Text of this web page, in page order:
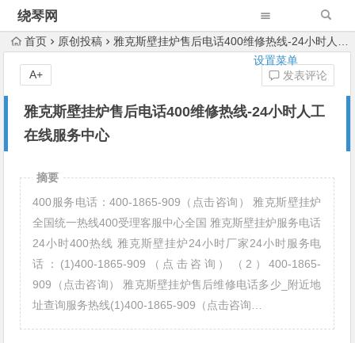
绕琴网
设置菜单
首页 原创投稿 雅克斯壁挂炉售后电话400维修热线-24小时人工在线服务中心
雅克斯壁挂炉售后电话400维修热线-24小时人工
在线服务中心
发表评论
A+
摘要
400服务电话：400-1865-909（点击咨询） 雅克斯壁挂炉
全国统一热线400受理客服中心全国 雅克斯壁挂炉服务电话
24小时400热线 雅克斯壁挂炉24小时厂家24小时服务电
话：(1)400-1865-909（点击咨询）（2）400-1865-
909（点击咨询） 雅克斯壁挂炉售后维修电话多少_附近地
址查询服务热线(1)400-1865-909（点击咨询…